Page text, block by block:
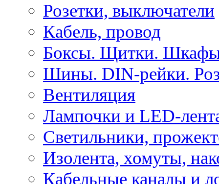
Розетки, выключатели
Кабель, провод
Боксы. Щитки.
Шины. DIN-рейки.
Вентиляция
Лампочки и LED-
Светильники,
Изолента, хомуты,
Кабельные каналы и